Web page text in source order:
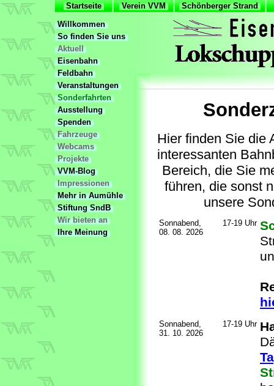
Startseite Verein VVM
Schönberger Strand
Willkommen
So finden Sie uns
Aktuell
Eisenbahn
Feldbahn
Veranstaltungen
Sonderfahrten
Ausstellung
Spenden
Fahrzeuge
Webcams
Projekte
VVM-Blog
Impressionen
Mehr in Aumühle
Stiftung SndB
Wir bieten an
Ihre Meinung
Hier finden Sie die
interessanten
Bereich, die Sie
führen, die sonst
unsere
Sonnabend,
08. 08. 2026
17-19 Uhr
Sonnabend,
31. 10. 2026
17-19 Uhr